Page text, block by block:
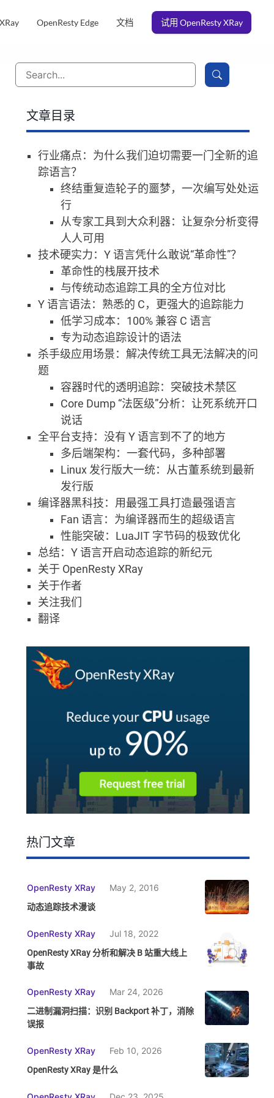
OpenResty Edge 文档 试用 OpenResty XRay
文章目录
行业痛点：为什么我们迫切需要一门全新的追
踪语言？
终结重复造轮子的噩梦，一次编写处处运
行
从专家工具到大众利器：让复杂分析变得
人人可用
技术硬实力：Y 语言凭什么敢说“革命性”？
革命性的栈展开技术
与传统动态追踪工具的全方位对比
Y 语言语法：熟悉的 C，更强大的追踪能力
低学习成本：100% 兼容 C 语言
专为动态追踪设计的语法
杀手级应用场景：解决传统工具无法解决的问
题
容器时代的透明追踪：突破技术禁区
Core Dump “法医级”分析：让死系统开口
说话
全平台支持：没有 Y 语言到不了的地方
多后端架构：一套代码，多种部署
Linux 发行版大一统：从古董系统到最新
发行版
编译器黑科技：用最强工具打造最强语言
Fan 语言：为编译器而生的超级语言
性能突破：LuaJIT 字节码的极致优化
总结：Y 语言开启动态追踪的新纪元
关于 OpenResty XRay
关于作者
关注我们
翻译
热门文章
OpenResty XRay May 2, 2016
动态追踪技术漫谈
OpenResty XRay Jul 18, 2022
OpenResty XRay 分析和解决 B 站重大线上
事故
OpenResty XRay Mar 24, 2026
二进制漏洞扫描：识别 Backport 补丁，消除
误报
OpenResty XRay Feb 10, 2026
OpenResty XRay 是什么